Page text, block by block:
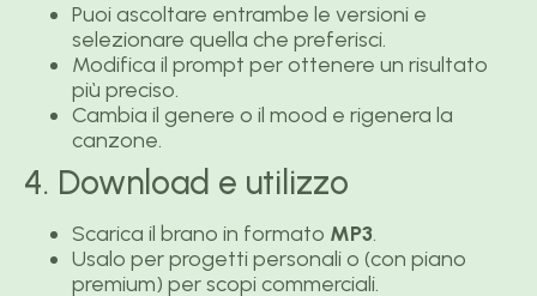
Puoi ascoltare entrambe le versioni e
selezionare quella che preferisci.
Modifica il prompt per ottenere un risultato
più preciso.
Cambia il genere o il mood e rigenera la
canzone.
4. Download e utilizzo
Scarica il brano in formato MP3.
Usalo per progetti personali o (con piano
premium) per scopi commerciali.